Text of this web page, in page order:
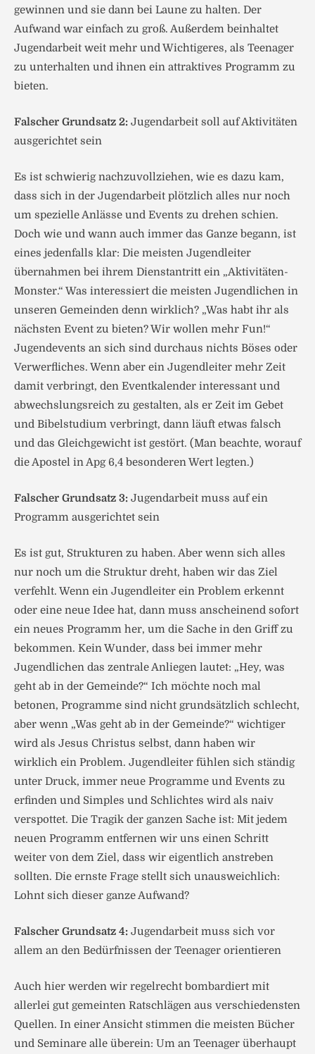
gewinnen und sie dann bei Laune zu halten. Der
Aufwand war einfach zu groß. Außerdem beinhaltet
Jugendarbeit weit mehr und Wichtigeres, als Teenager
zu unterhalten und ihnen ein attraktives Programm zu
bieten.
Falscher Grundsatz 2: Jugendarbeit soll auf Aktivitäten
ausgerichtet sein
Es ist schwierig nachzuvollziehen, wie es dazu kam,
dass sich in der Jugendarbeit plötzlich alles nur noch
um spezielle Anlässe und Events zu drehen schien.
Doch wie und wann auch immer das Ganze begann, ist
eines jedenfalls klar: Die meisten Jugendleiter
übernahmen bei ihrem Dienstantritt ein „Aktivitäten-
Monster.“ Was interessiert die meisten Jugendlichen in
unseren Gemeinden denn wirklich? „Was habt ihr als
nächsten Event zu bieten? Wir wollen mehr Fun!“
Jugendevents an sich sind durchaus nichts Böses oder
Verwerfliches. Wenn aber ein Jugendleiter mehr Zeit
damit verbringt, den Eventkalender interessant und
abwechslungsreich zu gestalten, als er Zeit im Gebet
und Bibelstudium verbringt, dann läuft etwas falsch
und das Gleichgewicht ist gestört. (Man beachte, worauf
die Apostel in Apg 6,4 besonderen Wert legten.)
Falscher Grundsatz 3: Jugendarbeit muss auf ein
Programm ausgerichtet sein
Es ist gut, Strukturen zu haben. Aber wenn sich alles
nur noch um die Struktur dreht, haben wir das Ziel
verfehlt. Wenn ein Jugendleiter ein Problem erkennt
oder eine neue Idee hat, dann muss anscheinend sofort
ein neues Programm her, um die Sache in den Griff zu
bekommen. Kein Wunder, dass bei immer mehr
Jugendlichen das zentrale Anliegen lautet: „Hey, was
geht ab in der Gemeinde?“ Ich möchte noch mal
betonen, Programme sind nicht grundsätzlich schlecht,
aber wenn „Was geht ab in der Gemeinde?“ wichtiger
wird als Jesus Christus selbst, dann haben wir
wirklich ein Problem. Jugendleiter fühlen sich ständig
unter Druck, immer neue Programme und Events zu
erfinden und Simples und Schlichtes wird als naiv
verspottet. Die Tragik der ganzen Sache ist: Mit jedem
neuen Programm entfernen wir uns einen Schritt
weiter von dem Ziel, dass wir eigentlich anstreben
sollten. Die ernste Frage stellt sich unausweichlich:
Lohnt sich dieser ganze Aufwand?
Falscher Grundsatz 4: Jugendarbeit muss sich vor
allem an den Bedürfnissen der Teenager orientieren
Auch hier werden wir regelrecht bombardiert mit
allerlei gut gemeinten Ratschlägen aus verschiedensten
Quellen. In einer Ansicht stimmen die meisten Bücher
und Seminare alle überein: Um an Teenager überhaupt